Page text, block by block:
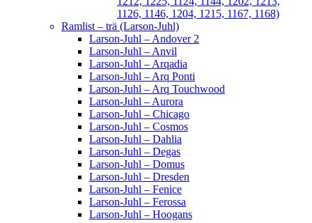
1126, 1146, 1204, 1215, 1167, 1168)
Ramlist – trä (Larson-Juhl)
Larson-Juhl – Andover 2
Larson-Juhl – Anvil
Larson-Juhl – Arqadia
Larson-Juhl – Arq Ponti
Larson-Juhl – Arq Touchwood
Larson-Juhl – Aurora
Larson-Juhl – Chicago
Larson-Juhl – Cosmos
Larson-Juhl – Dahlia
Larson-Juhl – Degas
Larson-Juhl – Domus
Larson-Juhl – Dresden
Larson-Juhl – Fenice
Larson-Juhl – Ferossa
Larson-Juhl – Hoogans